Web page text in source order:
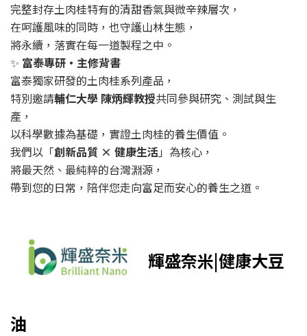
完整封存土肉桂特有的清甜香氣與微辛辣層次，
在呵護風味的同時，也守護山林生態，
將永續，落實在每一道製程之中。
✨ 富泰專研・主修背書
富泰獨家研發的土肉桂系列產品，
特別邀請輔仁大學 陳炳輝教授共同參與研究、測試與生
產，
以科學數據為基礎，實證土肉桂的養生價值。
我們以「創新品質 × 健康生活 」為核心，
將最天然、最純粹的台灣淵源，
帶到您的日常，陪伴您走向富足而安心的養生之道。
輝盛奈米|健康大豆
油